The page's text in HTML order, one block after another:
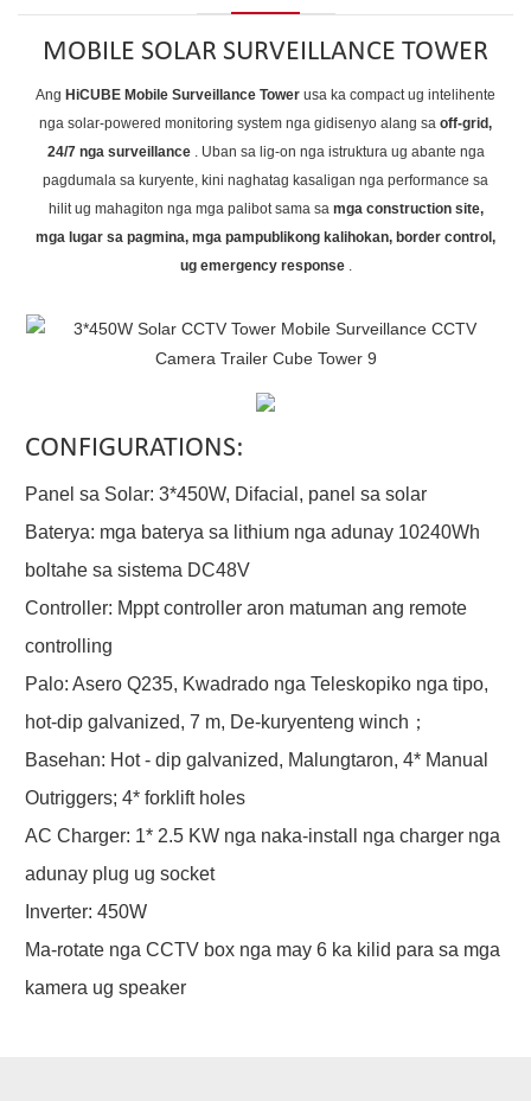
MOBILE SOLAR SURVEILLANCE TOWER
Ang HiCUBE Mobile Surveillance Tower usa ka compact ug intelihente
nga solar-powered monitoring system nga gidisenyo alang sa off-grid,
24/7 nga surveillance. Uban sa lig-on nga istruktura ug abante nga
pagdumala sa kuryente, kini naghatag kasaligan nga performance sa
hilit ug mahagiton nga mga palibot sama sa mga construction site,
mga lugar sa pagmina, mga pampublikong kalihokan, border control,
ug emergency response.
CONFIGURATIONS:
Panel sa Solar: 3*450W, Difacial, panel sa solar
Baterya: mga baterya sa lithium nga adunay 10240Wh
boltahe sa sistema DC48V
Controller: Mppt controller aron matuman ang remote
controlling
Palo: Asero Q235, Kwadrado nga Teleskopiko nga tipo,
hot-dip galvanized, 7 m, De-kuryenteng winch；
Basehan: Hot - dip galvanized, Malungtaron, 4* Manual
Outriggers; 4* forklift holes
AC Charger: 1* 2.5 KW nga naka-install nga charger nga
adunay plug ug socket
Inverter: 450W
Ma-rotate nga CCTV box nga may 6 ka kilid para sa mga
kamera ug speaker